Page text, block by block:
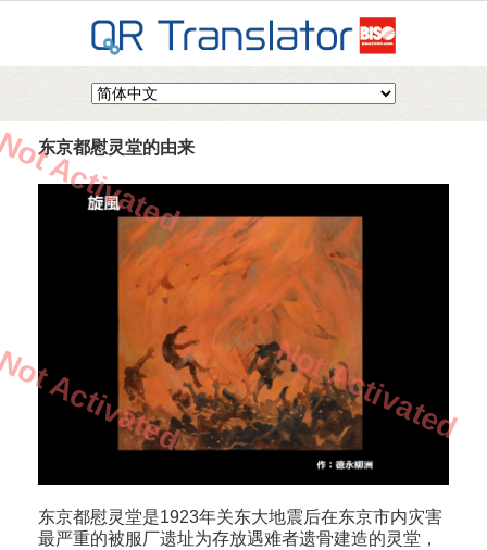
东京都慰灵堂的由来
东京都慰灵堂是1923年关东大地震后在东京市内灾害
最严重的被服厂遗址为存放遇难者遗骨建造的灵堂，
Activated
Activated Not Activated